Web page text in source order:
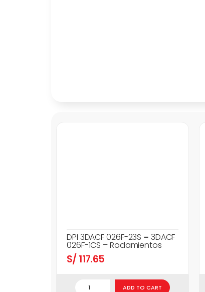
DPI 3DACF 026F-23S = 3DACF
026F-1CS – Rodamientos
S/ 117.65
ADD TO CART